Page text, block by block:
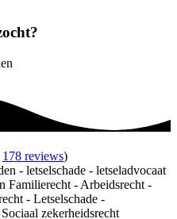
178 reviews)